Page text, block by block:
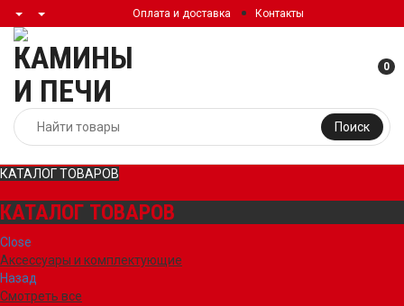
Оплата и доставка Контакты
Поиск
0
КАТАЛОГ ТОВАРОВ
КАТАЛОГ ТОВАРОВ
Close
Аксессуары и комплектующие
Назад
Смотреть все